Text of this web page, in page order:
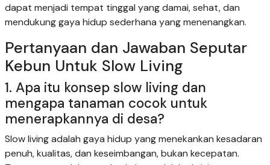
dapat menjadi tempat tinggal yang damai, sehat, dan
mendukung gaya hidup sederhana yang menenangkan.
Pertanyaan dan Jawaban Seputar
Kebun Untuk Slow Living
1. Apa itu konsep slow living dan
mengapa tanaman cocok untuk
menerapkannya di desa?
Slow living adalah gaya hidup yang menekankan kesadaran
penuh, kualitas, dan keseimbangan, bukan kecepatan.